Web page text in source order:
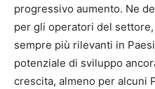
progressivo aumento. Ne
per gli operatori del
sempre più rilevanti in
potenziale di sviluppo
crescita, almeno per alcuni